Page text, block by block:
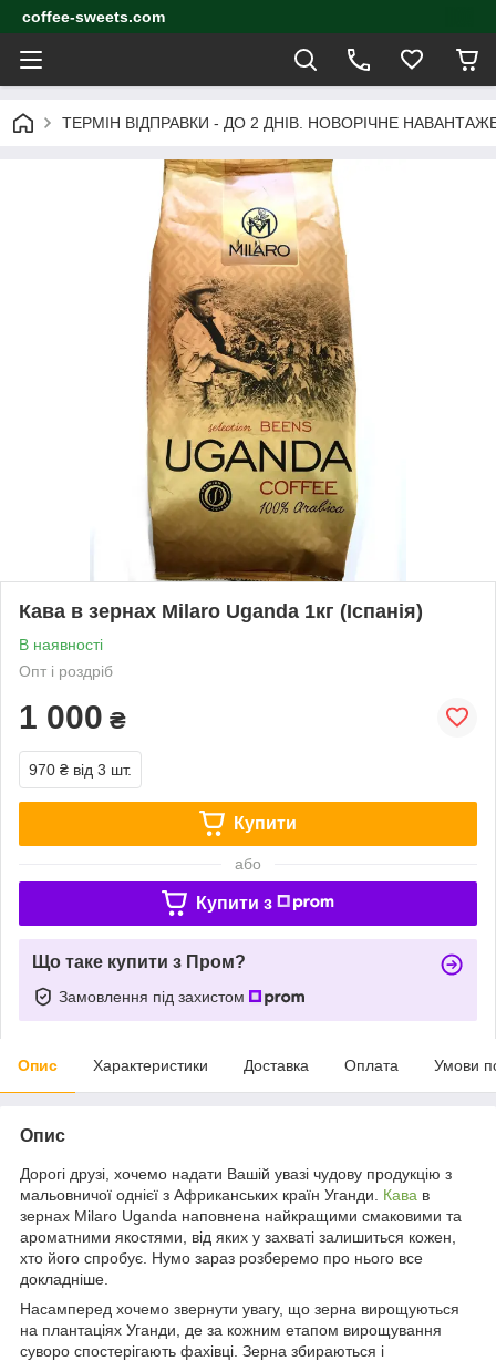
coffee-sweets.com
ТЕРМІН ВІДПРАВКИ - ДО 2 ДНІВ. НОВОРІЧНЕ
Кава в зернах Milaro Uganda 1кг (Іспанія)
В наявності
Опт і роздріб
1 000 ₴
970 ₴ від 3 шт.
Купити
або
Купити з
Що таке купити з Пром?
Замовлення під захистом
Опис Характеристики Доставка Оплата Умови
Опис
Дорогі друзі, хочемо надати Вашій увазі чудову продукцію з
мальовничої однієї з Африканських країн Уганди. Кава в
зернах Milaro Uganda наповнена найкращими смаковими та
ароматними якостями, від яких у захваті залишиться кожен,
хто його спробує. Нумо зараз розберемо про нього все
докладніше.
Насамперед хочемо звернути увагу, що зерна вирощуються
на плантаціях Уганди, де за кожним етапом вирощування
суворо спостерігають фахівці. Зерна збираються і